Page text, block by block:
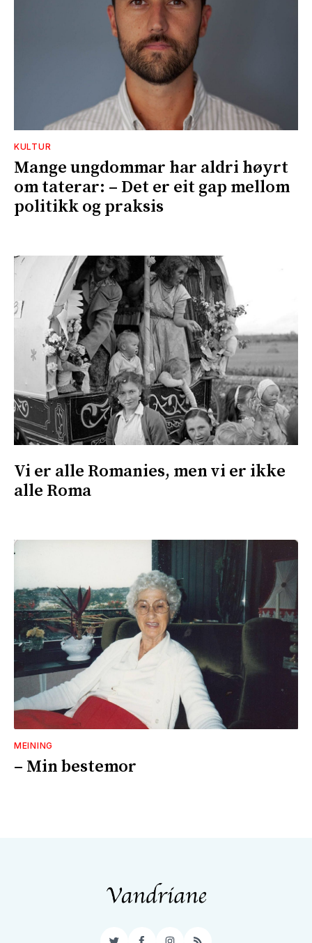
KULTUR
Mange ungdommar har aldri høyrt
om taterar: – Det er eit gap mellom
politikk og praksis
Vi er alle Romanies, men vi er ikke
alle Roma
MEINING
– Min bestemor